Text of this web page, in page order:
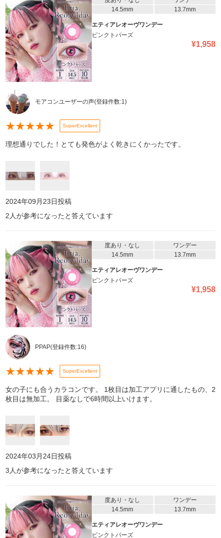
14.5mm
13.7mm
エティアレオーヴワンデー
ピンクトパーズ
¥1,958
モアコンユーザーの声(登録件数:1)
★★★★★ SuperExcellent
理想通りでした！とても発色がよく乾きにくかったです。
2024年09月23日投稿
2 人が参考になったと答えています
度あり・なし
ワンデー
14.5mm
13.7mm
エティアレオーヴワンデー
ピンクトパーズ
¥1,958
PPAP(登録件数:16)
★★★★★ SuperExcellent
女の子にも合うカラコンです。 1枚目は加工アプリに通したもの、2
枚目は無加工。 目薬なしで6時間以上いけます。
2024年03月24日投稿
3 人が参考になったと答えています
度あり・なし
ワンデー
14.5mm
13.7mm
エティアレオーヴワンデー
ピンクトパーズ